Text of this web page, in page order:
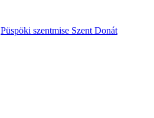
Püspöki szentmise Szent Donát